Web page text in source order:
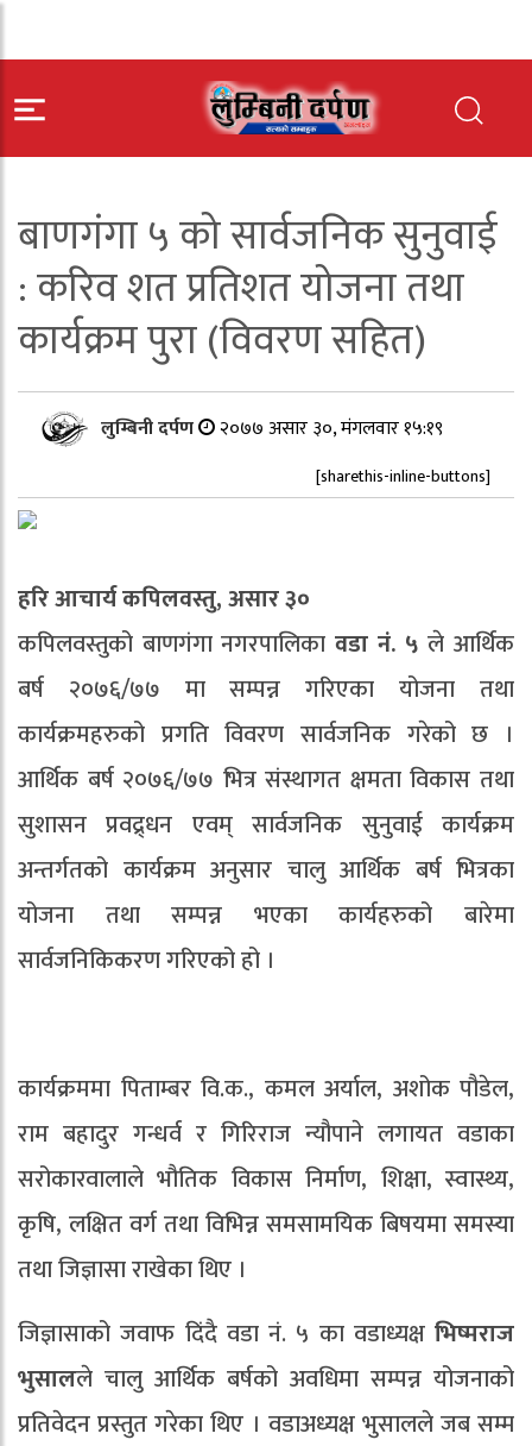
बाणगंगा ५ को सार्वजनिक सुनुवाई
: करिव शत प्रतिशत योजना तथा
कार्यक्रम पुरा (विवरण सहित)
लुम्बिनी दर्पण २०७७ असार ३०, मंगलवार १५:१९
[sharethis-inline-buttons]
हरि आचार्य कपिलवस्तु, असार ३०
कपिलवस्तुको बाणगंगा नगरपालिकावडा नं. ५ ले आर्थिक
बर्ष २०७६/७७ मा सम्पन्न गरिएका योजना तथा
कार्यक्रमहरुको प्रगति विवरण सार्वजनिक गरेको छ ।
आर्थिक बर्ष २०७६/७७ भित्र संस्थागत क्षमता विकास तथा
सुशासन प्रवद्र्धन एवम् सार्वजनिक सुनुवाई कार्यक्रम
अन्तर्गतको कार्यक्रम अनुसार चालु आर्थिक बर्ष भित्रका
योजना तथा सम्पन्न भएका कार्यहरुको बारेमा
सार्वजनिकिकरण गरिएको हो ।
कार्यक्रममा पिताम्बर वि.क., कमल अर्याल, अशोक पौडेल,
राम बहादुर गन्धर्व र गिरिराज न्यौपाने लगायत वडाका
सरोकारवालाले भौतिक विकास निर्माण, शिक्षा, स्वास्थ्य,
कृषि, लक्षित वर्ग तथा विभिन्न समसामयिक बिषयमा समस्या
तथा जिज्ञासा राखेका थिए ।
जिज्ञासाको जवाफ दिंदै वडा नं. ५ का वडाध्यक्ष भिष्मराज
भुसालले चालु आर्थिक बर्षको अवधिमा सम्पन्न योजनाको
प्रतिवेदन प्रस्तुत गरेका थिए । वडाअध्यक्ष भुसालले जब सम्म